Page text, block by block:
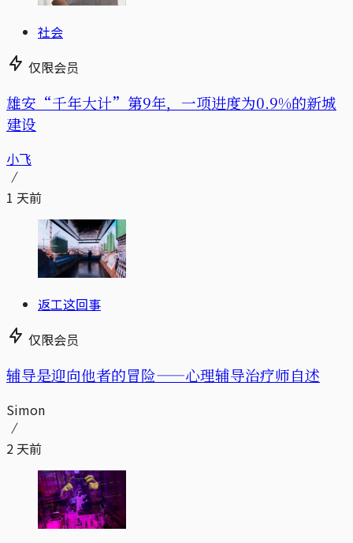
社会
仅限会员
雄安“千年大计”第9年，一项进度为0.9%的新城
建设
小飞
1 天前
返工这回事
仅限会员
辅导是迎向他者的冒险——心理辅导治疗师自述
Simon
2 天前